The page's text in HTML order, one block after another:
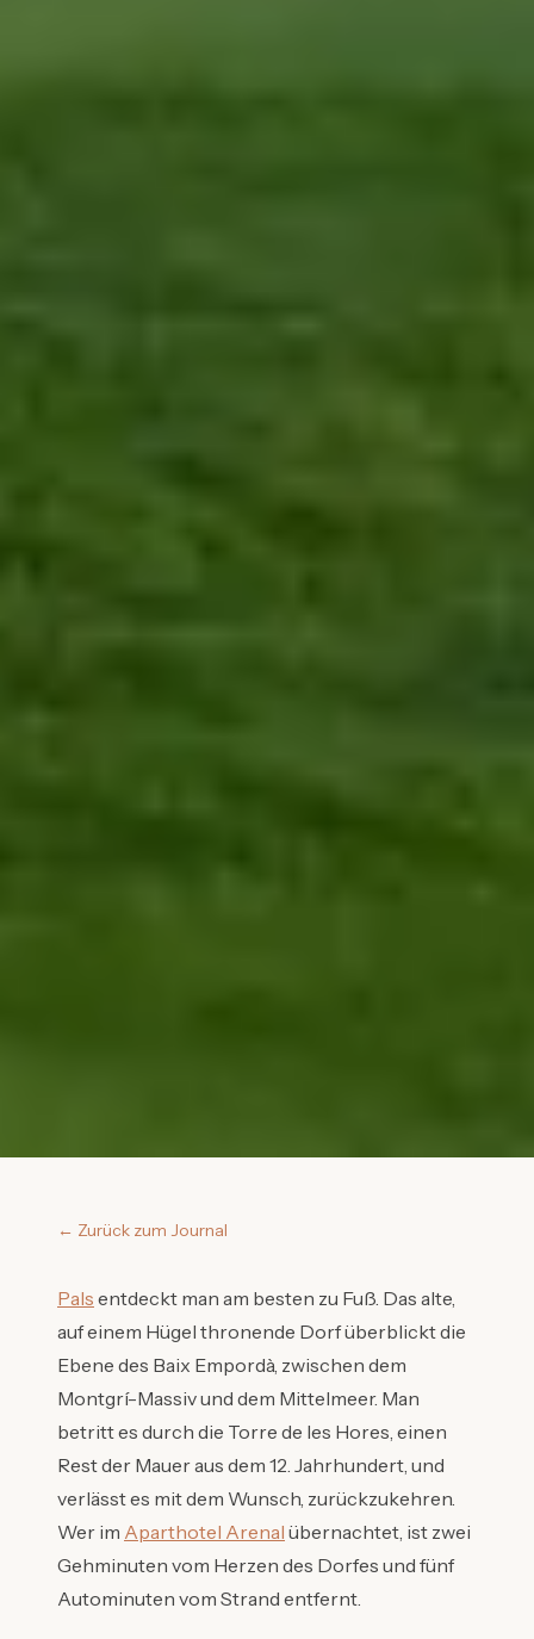
← Zurück zum Journal
Pals entdeckt man am besten zu Fuß. Das alte,
auf einem Hügel thronende Dorf überblickt die
Ebene des Baix Empordà, zwischen dem
Montgrí-Massiv und dem Mittelmeer. Man
betritt es durch die Torre de les Hores, einen
Rest der Mauer aus dem 12. Jahrhundert, und
verlässt es mit dem Wunsch, zurückzukehren.
Wer im Aparthotel Arenal übernachtet, ist zwei
Gehminuten vom Herzen des Dorfes und fünf
Autominuten vom Strand entfernt.